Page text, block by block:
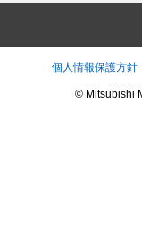
個人情報保護方針
© Mitsubishi